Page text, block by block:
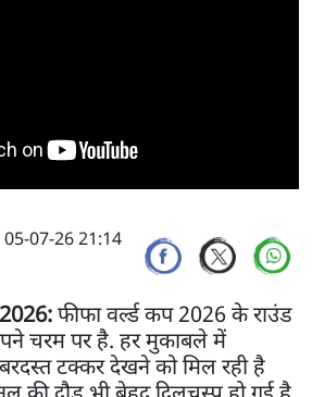
07-26 21:14
फीफा वर्ल्ड कप 2026 के राउंड
चरम पर है. हर मुकाबले में
टक्कर देखने को मिल रही है